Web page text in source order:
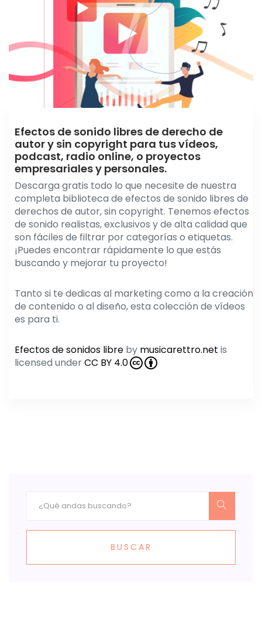
Efectos de sonido libres de derecho de
autor y sin copyright para tus vídeos,
podcast, radio online, o proyectos
empresariales y personales.
Descarga gratis todo lo que necesite de nuestra
completa biblioteca de efectos de sonido libres de
derechos de autor, sin copyright. Tenemos efectos
de sonido realistas, exclusivos y de alta calidad que
son fáciles de filtrar por categorías o etiquetas.
¡Puedes encontrar rápidamente lo que estás
buscando y mejorar tu proyecto!
Tanto si te dedicas al marketing como a la creación
de contenido o al diseño, esta colección de vídeos
es para ti.
Efectos de sonidos libre by musicarettro.net is
licensed underCC BY 4.0
BUSCAR